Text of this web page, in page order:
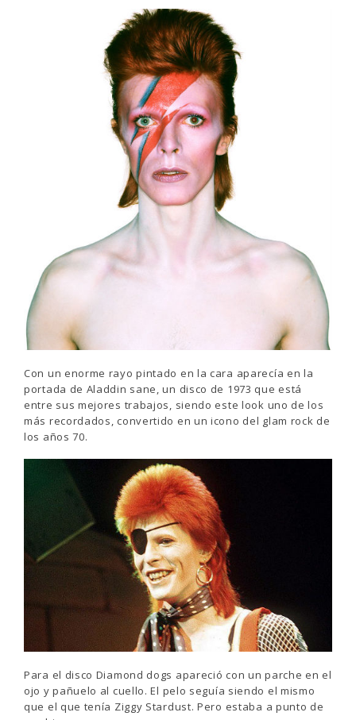
Con un enorme rayo pintado en la cara aparecía en la
portada de Aladdin sane, un disco de 1973 que está
entre sus mejores trabajos, siendo este look uno de los
más recordados, convertido en un icono del glam rock de
los años 70.
Para el disco Diamond dogs apareció con un parche en el
ojo y pañuelo al cuello. El pelo seguía siendo el mismo
que el que tenía Ziggy Stardust. Pero estaba a punto de